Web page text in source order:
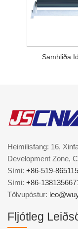
Samhliða
Heimilisfang: 16,
Development Zone,
Sími: +86-519-
Sími: +86-
Tölvupóstur:
Fljótleg